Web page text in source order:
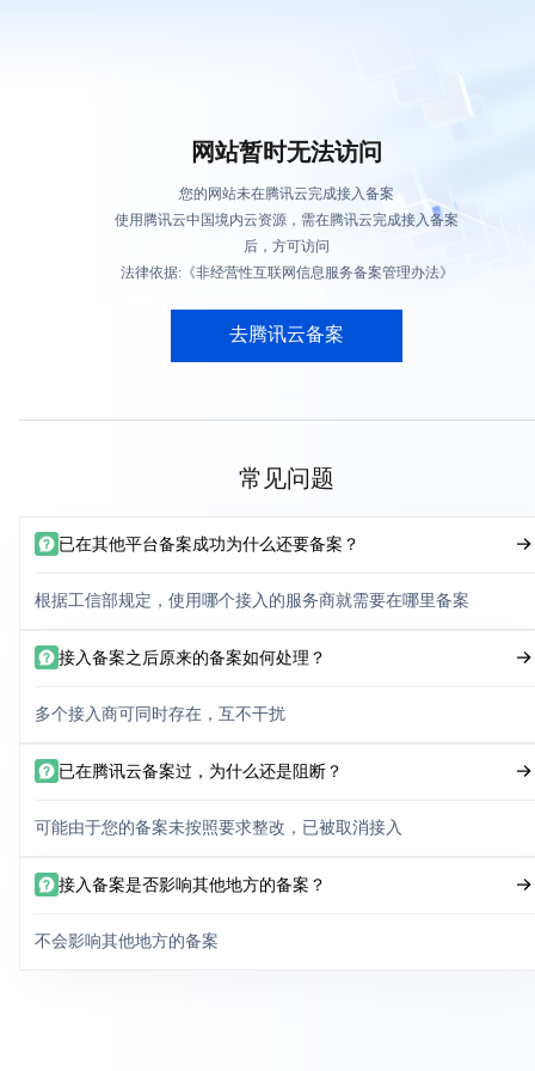
网站暂时无法访问
您的网站未在腾讯云完成接入备案
使用腾讯云中国境内云资源，需在腾讯云完成接入备案
后，方可访问
法律依据:《非经营性互联网信息服务备案管理办法》
去腾讯云备案
常见问题
已在其他平台备案成功为什么还要备案？
根据工信部规定，使用哪个接入的服务商就需要在哪里备案
接入备案之后原来的备案如何处理？
多个接入商可同时存在，互不干扰
已在腾讯云备案过，为什么还是阻断？
可能由于您的备案未按照要求整改，已被取消接入
接入备案是否影响其他地方的备案？
不会影响其他地方的备案